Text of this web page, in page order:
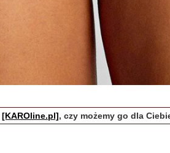
[KAROline.pl], czy możemy go dla